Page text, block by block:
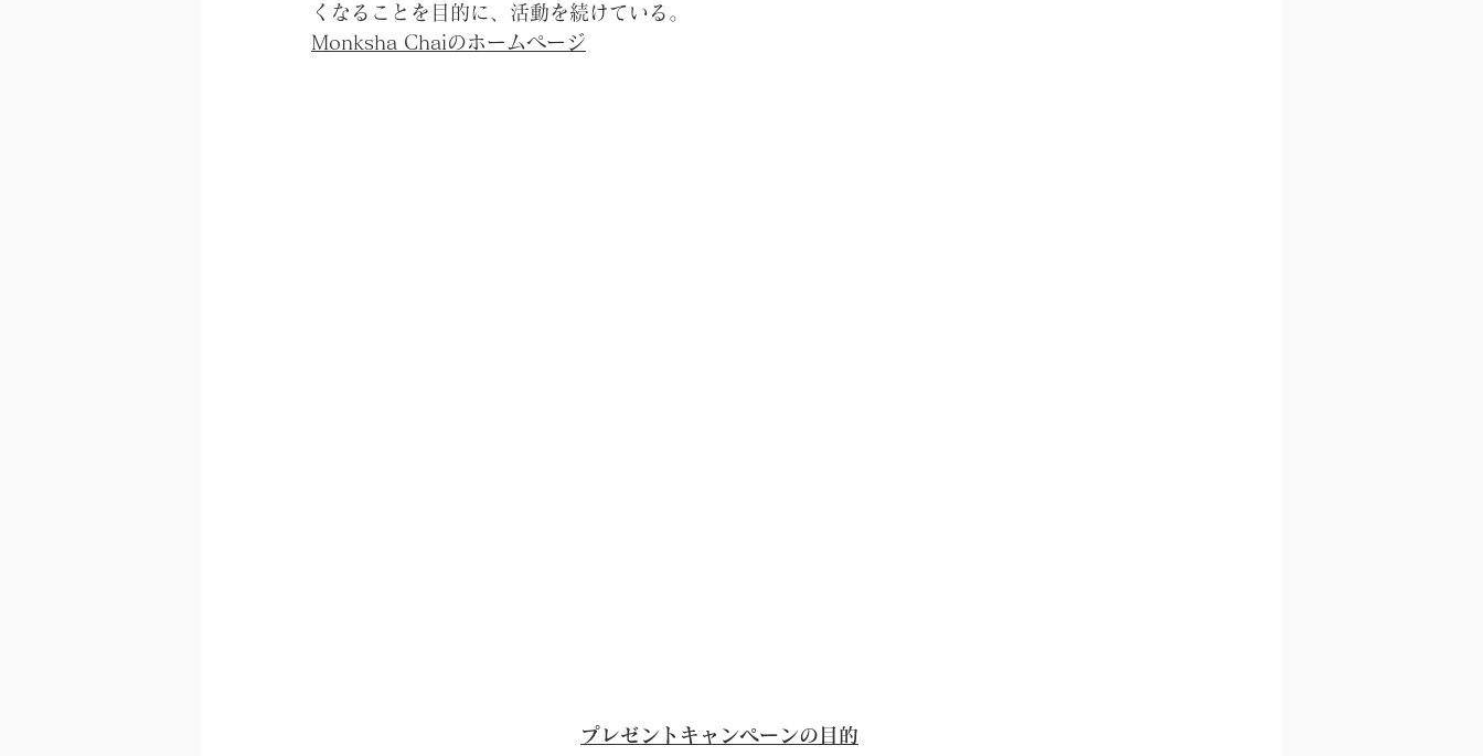
くなることを目的に、活動を続けている。
Monksha Chaiのホームページ
プレゼントキャンペーンの目的